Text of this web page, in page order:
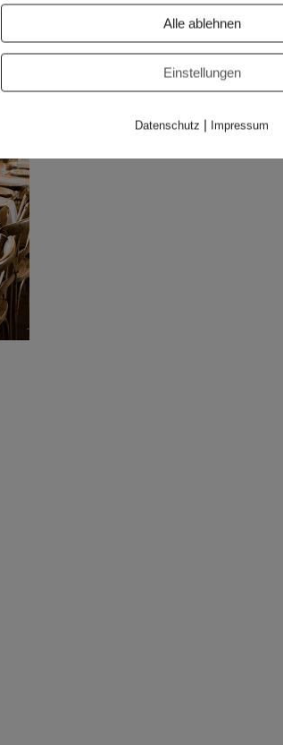
Alle ablehnen
Einstellungen
Datenschutz | Impressum